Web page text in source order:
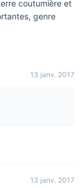
coutumière et
genre
13 janv. 2017
13 janv. 2017